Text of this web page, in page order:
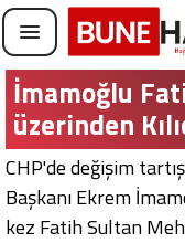
İmamoğlu
üzerinden
CHP'de değişim
Başkanı Ekrem
kez Fatih Sultan